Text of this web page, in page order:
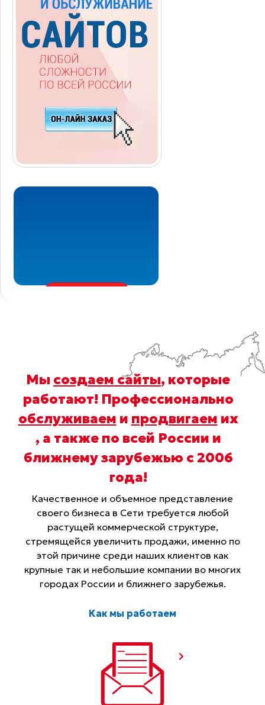
Мы создаем сайты, которые
работают! Профессионально
обслуживаем и продвигаем их
, а также по всей России и
ближнему зарубежью с 2006
года!
Качественное и объемное представление
своего бизнеса в Сети требуется любой
растущей коммерческой структуре,
стремящейся увеличить продажи, именно по
этой причине среди наших клиентов как
крупные так и небольшие компании во многих
городах России и ближнего зарубежья.
Как мы работаем